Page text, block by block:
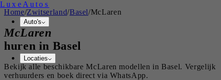
Luxe Autos
Auto's
Locaties
Home/Zwitserland/Basel/McLaren
McLaren
huren in Basel
Bekijk alle beschikbareMcLaren modellen inBasel. Vergelijk
verhuurders en boek direct via WhatsApp.